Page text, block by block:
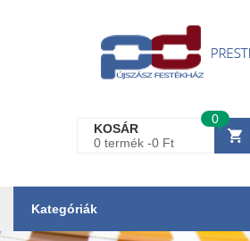
KOSÁR
0 termék -0 Ft
0
Kategóriák